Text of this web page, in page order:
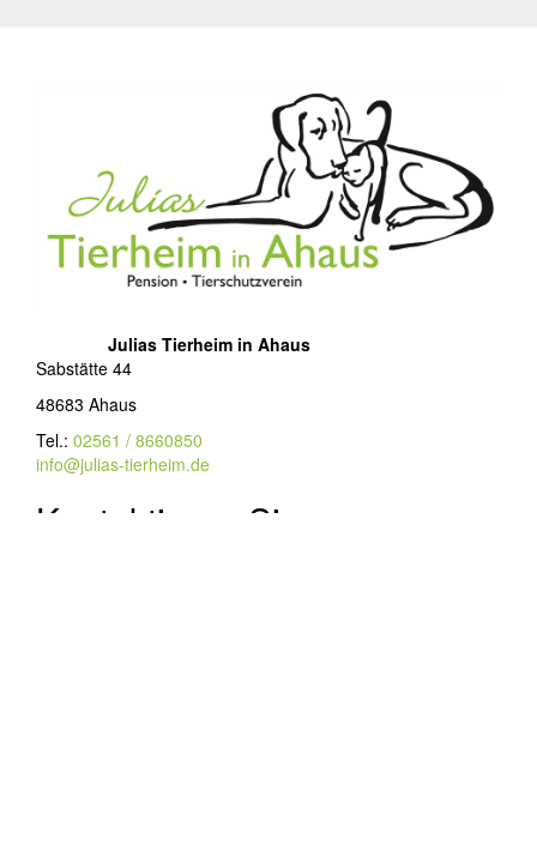
Julias Tierheim in Ahaus
Sabstätte 44
48683 Ahaus
Tel.: 02561 / 8660850
info@julias-tierheim.de
Kontaktieren Sie uns